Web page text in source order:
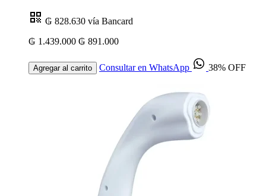
₲ 828.630 vía Bancard
₲ 1.439.000 ₲ 891.000
Agregar al carrito Consultar en WhatsApp 38% OFF